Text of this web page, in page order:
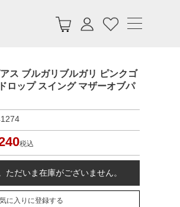
ス ブルガリブルガリ ピンクゴ
ロップ スイング マザーオブパ
税込
ただいま在庫がございません。
に入りに登録する